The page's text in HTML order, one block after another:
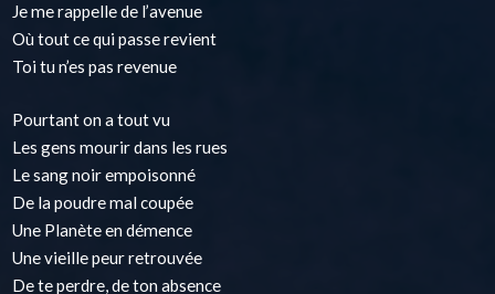
Je me rappelle de l’avenue
Où tout ce qui passe revient
Toi tu n’es pas revenue
Pourtant on a tout vu
Les gens mourir dans les rues
Le sang noir empoisonné
De la poudre mal coupée
Une Planète en démence
Une vieille peur retrouvée
De te perdre, de ton absence